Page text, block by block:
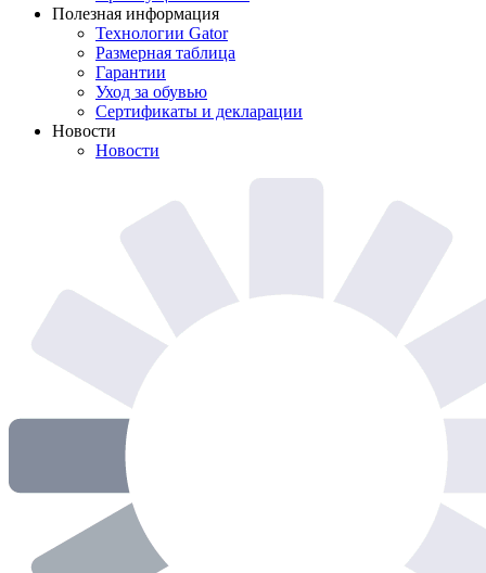
Полезная информация
Технологии Gator
Размерная таблица
Гарантии
Уход за обувью
Сертификаты и декларации
Новости
Новости